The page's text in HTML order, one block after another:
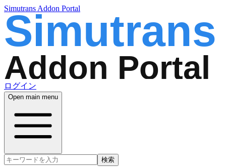
Simutrans Addon Portal
ログイン
Open main menu
検索